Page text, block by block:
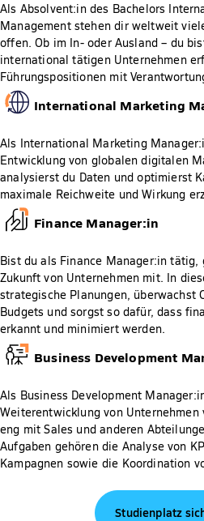
Als Absolvent:in des Bachelors
Management stehen dir weltweit
offen. Ob im In- oder Ausland – du
international tätigen Unternehmen
Führungspositionen mit
International Marketing
Als International Marketing
Entwicklung von globalen digitalen
analysierst du Daten und optimierst
maximale Reichweite und Wirkung
Finance Manager:in
Bist du als Finance Manager:in
Zukunft von Unternehmen mit. In
strategische Planungen, überwachst
Budgets und sorgst so dafür, dass
erkannt und minimiert werden.
Business Development
Als Business Development
Weiterentwicklung von
eng mit Sales und anderen
Aufgaben gehören die Analyse von
Kampagnen sowie die Koordination
Studienplatz